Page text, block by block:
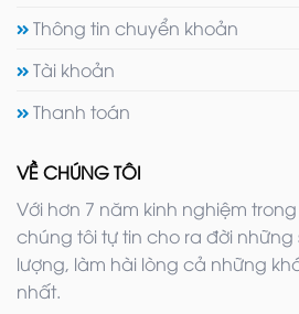
Thông tin chuyển khoản
Tài khoản
Thanh toán
VỀ CHÚNG TÔI
Với hơn 7 năm kinh nghiệm
chúng tôi tự tin cho ra đời
lượng, làm hài lòng cả những
nhất.